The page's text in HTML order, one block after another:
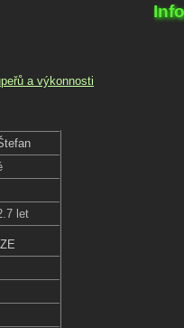
a výkonnosti
let